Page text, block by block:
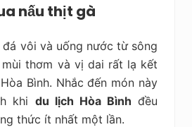
nấu thịt gà
đá vôi và uống nước từ sông
thơm và vị dai rất lạ kết
Bình. Nhắc đến món này
khi du lịch Hòa Bình đều
thức ít nhất một lần.